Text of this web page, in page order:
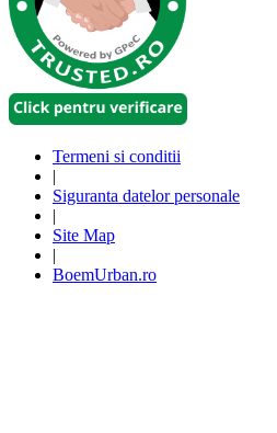
Termeni si conditii
|
Siguranta datelor personale
|
Site Map
|
BoemUrban.ro